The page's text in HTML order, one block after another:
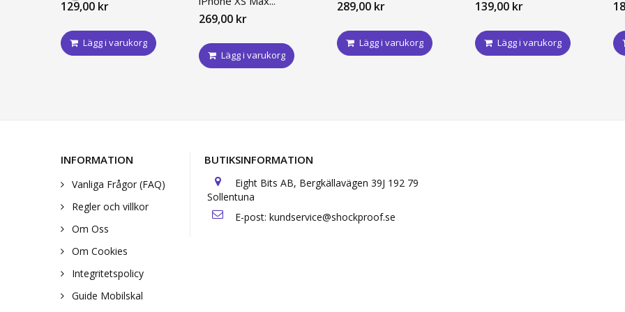
129,00 kr
Lägg i varukorg
269,00 kr
Lägg i varukorg
289,00 kr
Lägg i varukorg
139,00 kr
Lägg i varukorg
INFORMATION
Vanliga Frågor (FAQ)
Regler och villkor
Om Oss
Om Cookies
Integritetspolicy
Guide Mobilskal
BUTIKSINFORMATION
Eight Bits AB, Bergkällavägen 39J 192 79
Sollentuna
E-post: kundservice@shockproof.se